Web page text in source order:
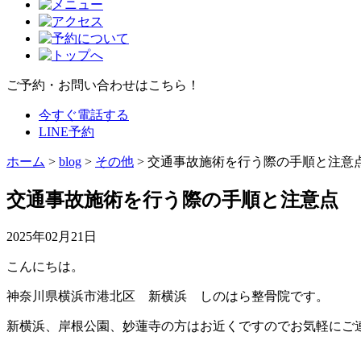
ご予約・お問い合わせはこちら！
今すぐ電話する
LINE予約
ホーム > blog > その他 > 交通事故施術を行う際の手順と注意
交通事故施術を行う際の手順と注意点
2025年02月21日
こんにちは。
神奈川県横浜市港北区 新横浜 しのはら整骨院です。
新横浜、岸根公園、妙蓮寺の方はお近くですのでお気軽にご